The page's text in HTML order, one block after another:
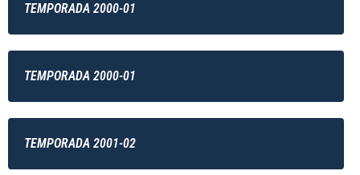
TEMPORADA 2000-01
TEMPORADA 2000-01
TEMPORADA 2001-02